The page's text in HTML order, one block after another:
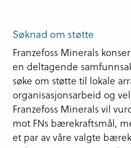
Søknad om støtte
Franzefoss Minerals
en deltagende
søke om støtte til lokale
organisasjonsarbeid og
Franzefoss Minerals vil
mot FNs bærekraftsmål,
et par av våre valgte